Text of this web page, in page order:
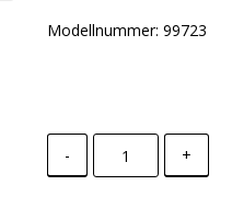
Modellnummer: 99723
- +